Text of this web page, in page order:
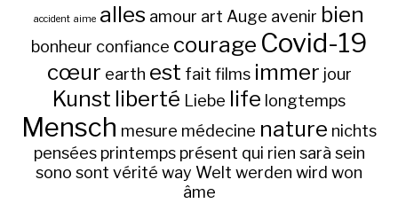
accident aime alles amour art Auge avenir bien
bonheur confiance courage Covid-19
cœur earth est fait films immer jour
Kunst liberté Liebe life longtemps
Mensch mesure médecine nature nichts
pensées printemps présent qui rien sarà sein
sono sont vérité way Welt werden wird won
âme